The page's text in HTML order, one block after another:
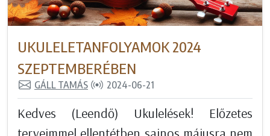
UKULELETANFOLYAMOK 2024
SZEPTEMBERÉBEN
GÁLL TAMÁS 2024-06-21
Kedves (Leendő) Ukulelések! Előzetes